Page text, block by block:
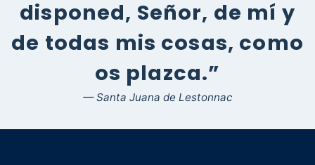
disponed, Señor, de mí y
de todas mis cosas, como
os plazca.”
— Santa Juana de Lestonnac